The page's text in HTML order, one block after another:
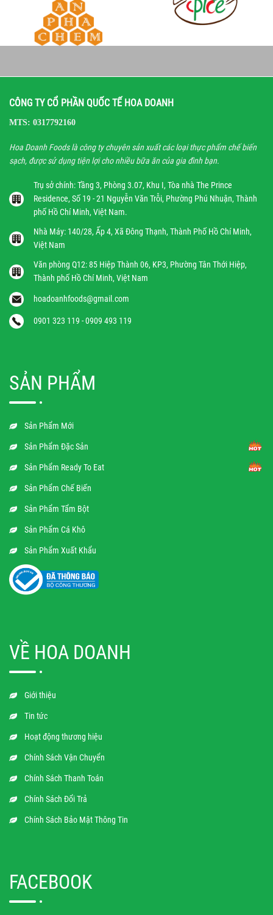
CÔNG TY CỔ PHẦN QUỐC TẾ HOA DOANH
MTS: 0317792160
Hoa Doanh Foods là công ty chuyên sản xuất các loại thực phẩm chế biến
sạch, được sử dụng tiện lợi cho nhiều bữa ăn của gia đình bạn.
Trụ sở chính: Tầng 3, Phòng 3.07, Khu I, Tòa nhà The Prince
Residence, Số 19 - 21 Nguyễn Văn Trỗi, Phường Phú Nhuận, Thành
phố Hồ Chí Minh, Việt Nam.
Nhà Máy: 140/28, Ấp 4, Xã Đông Thạnh, Thành Phố Hồ Chí Minh,
Việt Nam
Văn phòng Q12: 85 Hiệp Thành 06, KP3, Phường Tân Thới Hiệp,
Thành phố Hồ Chí Minh, Việt Nam
hoadoanhfoods@gmail.com
0901 323 119 - 0909 493 119
SẢN PHẨM
Sản Phẩm Mới
Sản Phẩm Đặc Sản
Sản Phẩm Ready To Eat
Sản Phẩm Chế Biến
Sản Phẩm Tẩm Bột
Sản Phẩm Cá Khô
Sản Phẩm Xuất Khẩu
VỀ HOA DOANH
Giới thiệu
Tin tức
Hoạt động thương hiệu
Chính Sách Vận Chuyển
Chính Sách Thanh Toán
Chính Sách Đổi Trả
Chính Sách Bảo Mật Thông Tin
FACEBOOK